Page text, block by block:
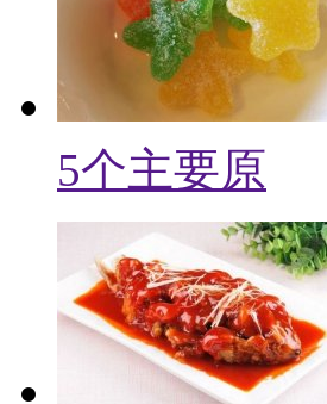
5个主要原